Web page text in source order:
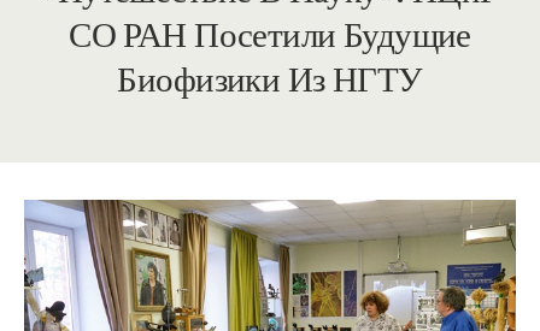
СО РАН Посетили Будущие
Биофизики Из НГТУ